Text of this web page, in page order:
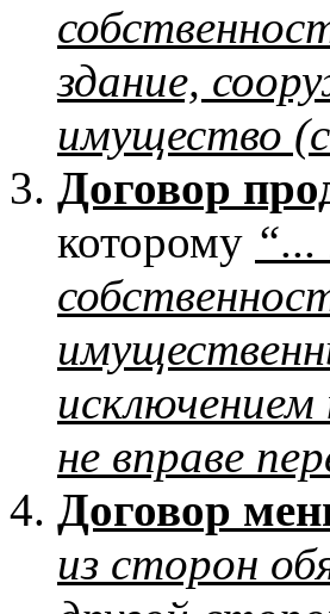
здание,
имущество
Договор
которому “...
не вправе
Договор
из сторон